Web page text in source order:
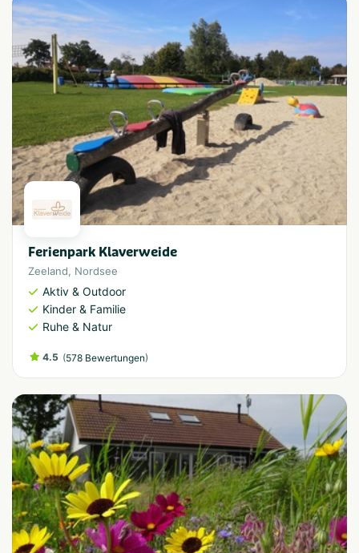
Ferienpark Klaverweide
Zeeland, Nordsee
Aktiv & Outdoor
Kinder & Familie
Ruhe & Natur
4.5 (578 Bewertungen)